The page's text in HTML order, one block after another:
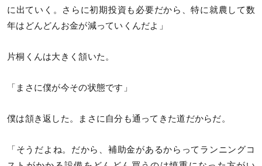
に出ていく。さらに初期投資も必要だから、特に就農して数
年はどんどんお金が減っていくんだよ」
片桐くんは大きく頷いた。
「まさに僕が今その状態です」
僕は頷き返した。まさに自分も通ってきた道だからだ。
「そうだよね。だから、補助金があるからってランニングコ